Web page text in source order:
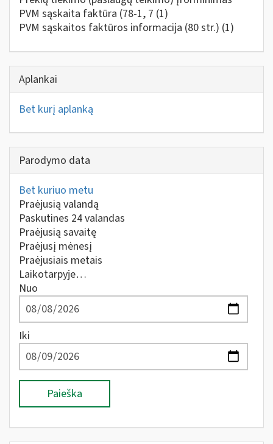
PVM sąskaita faktūra (78-1, 7 (1)
PVM sąskaitos faktūros informacija (80 str.) (1)
Aplankai
Bet kurį aplanką
Parodymo data
Bet kuriuo metu
Praėjusią valandą
Paskutines 24 valandas
Praėjusią savaitę
Praėjusį mėnesį
Praėjusiais metais
Laikotarpyje…
Nuo
Iki
Paieška